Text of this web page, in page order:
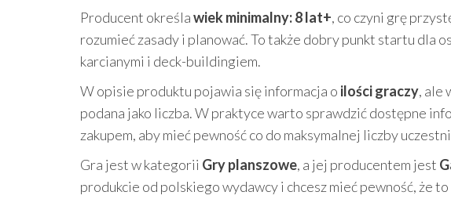
Producent określawiek minimalny: 8 lat+, co czyni grę
rozumieć zasady i planować. To także dobry punkt startu dla
karcianymi i deck-buildingiem.
W opisie produktu pojawia się informacja o ilości graczy, ale
podana jako liczba. W praktyce warto sprawdzić dostępne
zakupem, aby mieć pewność co do maksymalnej liczby
Gra jest w kategorii Gry planszowe, a jej producentem jest
produkcie od polskiego wydawcy i chcesz mieć pewność, że